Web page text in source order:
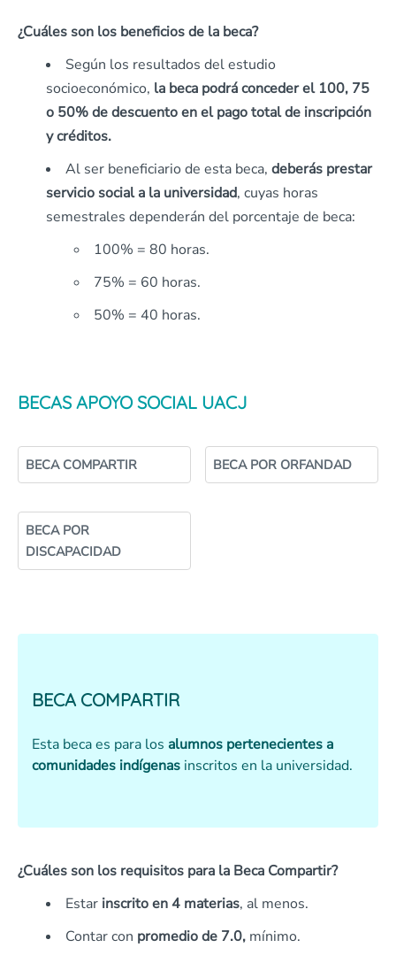
¿Cuáles son los beneficios de la beca?
Según los resultados del estudio
socioeconómico, la beca podrá conceder el 100, 75
o 50% de descuento en el pago total de inscripción
y créditos.
Al ser beneficiario de esta beca, deberás prestar
servicio social a la universidad, cuyas horas
semestrales dependerán del porcentaje de beca:
100% = 80 horas.
75% = 60 horas.
50% = 40 horas.
BECAS APOYO SOCIAL UACJ
BECA COMPARTIR BECA POR ORFANDAD
BECA POR
DISCAPACIDAD
BECA COMPARTIR
Esta beca es para los alumnos pertenecientes a
comunidades indígenas inscritos en la universidad.
¿Cuáles son los requisitos para la Beca Compartir?
Estar inscrito en 4 materias, al menos.
Contar con promedio de 7.0, mínimo.